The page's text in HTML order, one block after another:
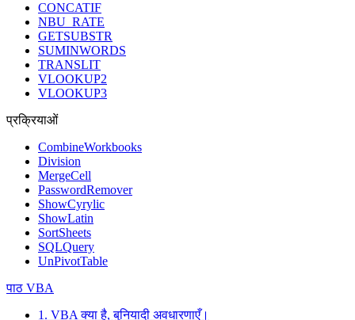
CONCATIF
NBU_RATE
GETSUBSTR
SUMINWORDS
TRANSLIT
VLOOKUP2
VLOOKUP3
प्रक्रियाओं
CombineWorkbooks
Division
MergeCell
PasswordRemover
ShowCyrylic
ShowLatin
SortSheets
SQLQuery
UnPivotTable
पाठ VBA
1. VBA क्या है, बुनियादी अवधारणाएँ।